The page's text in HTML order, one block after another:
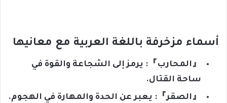
أسماء مزخرفة باللغة العربية مع معانيها
『المحارب』: يرمز إلى الشجاعة والقوة في
ساحة القتال.
『الصقر』: يعبر عن الحدة والمهارة في الهجوم.